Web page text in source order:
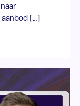
[…]